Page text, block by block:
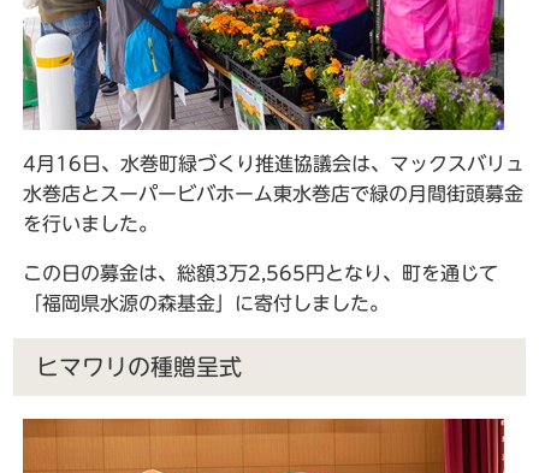
4月16日、水巻町緑づくり推進協議会は、マックスバリュ
水巻店とスーパービバホーム東水巻店で緑の月間街頭募金
を行いました。
この日の募金は、総額3万2,565円となり、町を通じて
「福岡県水源の森基金」に寄付しました。
ヒマワリの種贈呈式